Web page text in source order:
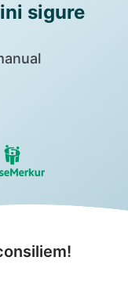
sigure